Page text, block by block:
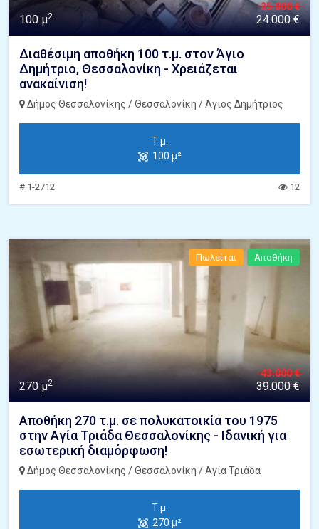
100 μ2
25.000 €
24.000 €
Διαθέσιμη αποθήκη 100 τ.μ. στον Άγιο
Δημήτριο, Θεσσαλονίκη - Χρειάζεται
ανακαίνιση!
Δήμος Θεσσαλονίκης / Θεσσαλονίκη / Άγιος Δημήτριος
Τ.μ.
100 μ²
# 1-2712 12
Πωλείται Αποθήκη
270 μ2
43.000 €
39.000 €
Αποθήκη 270 τ.μ. σε πολυκατοικία του 1975
στην Αγία Τριάδα Θεσσαλονίκης - Ιδανική για
εσωτερική διαμόρφωση!
Δήμος Θεσσαλονίκης / Θεσσαλονίκη / Αγία Τριάδα
Τ.μ.
270 μ²